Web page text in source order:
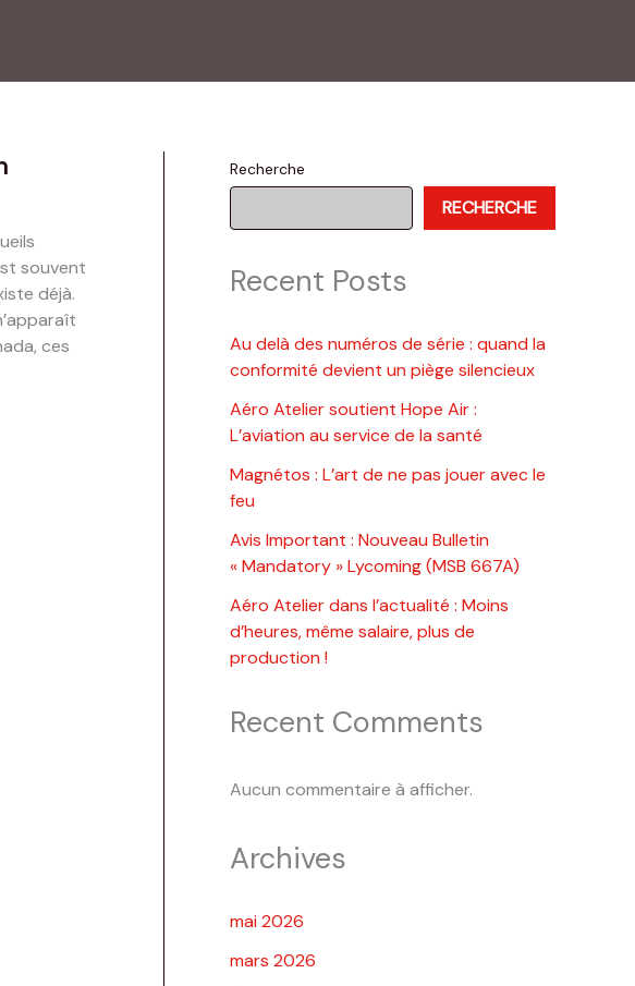
souvent
déjà.
ces
Recherche
RECHERCHE
Recent Posts
Au delà des numéros de série : quand la
conformité devient un piège silencieux
Aéro Atelier soutient Hope Air :
L’aviation au service de la santé
Magnétos : L’art de ne pas jouer avec le
feu
Avis Important : Nouveau Bulletin
« Mandatory » Lycoming (MSB 667A)
Aéro Atelier dans l’actualité : Moins
d’heures, même salaire, plus de
production !
Recent Comments
Aucun commentaire à afficher.
Archives
mai 2026
mars 2026